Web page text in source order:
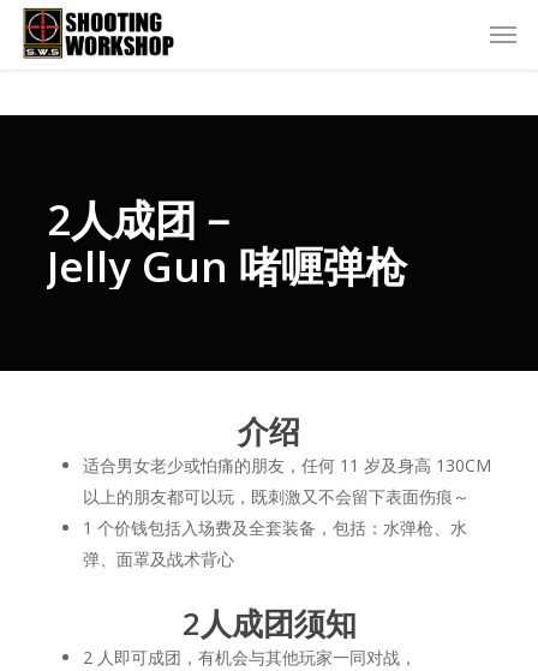
2人成团－
Jelly Gun 啫喱弹枪
介绍
适合男女老少或怕痛的朋友，任何 11 岁及身高 130CM
以上的朋友都可以玩，既刺激又不会留下表面伤痕～
1 个价钱包括入场费及全套装备，包括：水弹枪、水
弹、面罩及战术背心
2人成团须知
2 人即可成团，有机会与其他玩家一同对战，